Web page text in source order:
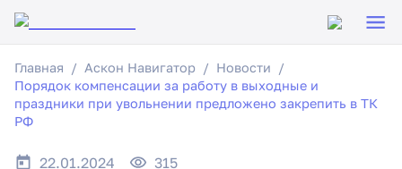
Главная Аскон Навигатор
Новости
Порядок компенсации за работу в выходные и
праздники при увольнении предложено закрепить в ТК
РФ
22.01.2024 315